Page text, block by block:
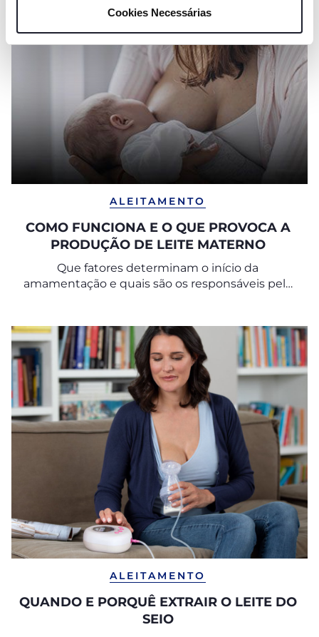
são necessários e essenciais para garantir o
funcionamento desta página.
Cookies Necessárias
ALEITAMENTO
COMO FUNCIONA E O QUE PROVOCA A
PRODUÇÃO DE LEITE MATERNO
Que fatores determinam o início da
amamentação e quais são os responsáveis pela
ALEITAMENTO
QUANDO E PORQUÊ EXTRAIR O LEITE DO
SEIO